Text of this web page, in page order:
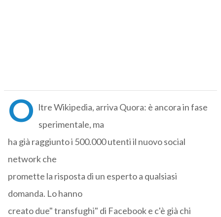
O ltre Wikipedia, arriva Quora: è ancora in fase
sperimentale, ma
ha già raggiunto i 500.000 utenti il nuovo social
network che
promette la risposta di un esperto a qualsiasi
domanda. Lo hanno
creato due" transfughi" di Facebook e c'è già chi